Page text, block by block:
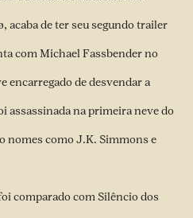
acaba de ter seu segundo trailer
com Michael Fassbender no
encarregado de desvendar a
assassinada na primeira neve do
nomes como J.K. Simmons e
comparado com Silêncio dos